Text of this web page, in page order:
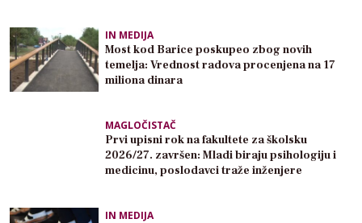
IN MEDIJA
Most kod Barice poskupeo zbog novih
temelja: Vrednost radova procenjena na 17
miliona dinara
MAGLOČISTAČ
Prvi upisni rok na fakultete za školsku
2026/27. završen: Mladi biraju psihologiju i
medicinu, poslodavci traže inženjere
IN MEDIJA